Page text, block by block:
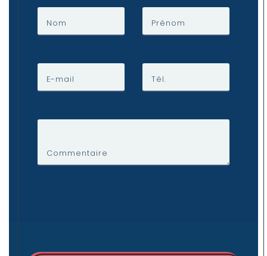
Nom Prénom
E-mail Tél.
Commentaire